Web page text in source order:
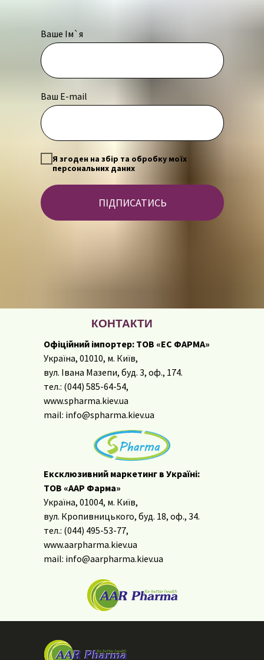
Ваше Ім`я
Ваш E-mail
Я згоден на збір та обробку моїх
персональних даних
ПІДПИСАТИСЬ
КОНТАКТИ
Офіційний імпортер: ТОВ «ЕС ФАРМА»
Україна, 01010, м. Київ,
вул. Івана Мазепи, буд. 3, оф., 174.
тел.: (044) 585-64-54,
www.spharma.kiev.ua
mail: info@spharma.kiev.ua
Ексклюзивний маркетинг в Україні:
ТОВ «ААР Фарма»
Україна, 01004, м. Київ,
вул. Кропивницького, буд. 18, оф., 34.
тел.: (044) 495-53-77,
www.aarpharma.kiev.ua
mail: info@aarpharma.kiev.ua